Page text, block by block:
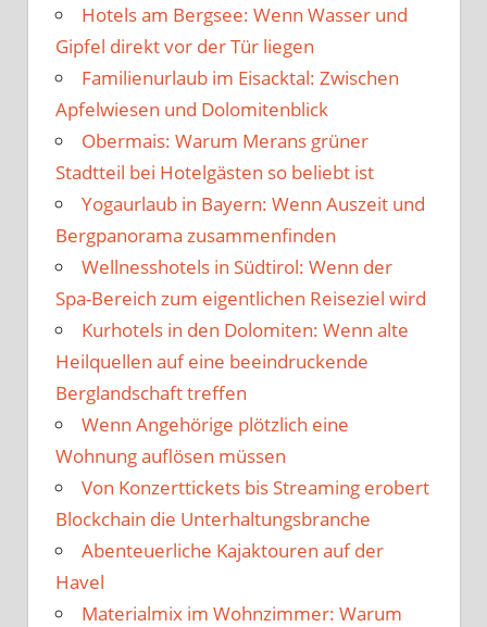
Hotels am Bergsee: Wenn Wasser und
Gipfel direkt vor der Tür liegen
Familienurlaub im Eisacktal: Zwischen
Apfelwiesen und Dolomitenblick
Obermais: Warum Merans grüner
Stadtteil bei Hotelgästen so beliebt ist
Yogaurlaub in Bayern: Wenn Auszeit und
Bergpanorama zusammenfinden
Wellnesshotels in Südtirol: Wenn der
Spa-Bereich zum eigentlichen Reiseziel wird
Kurhotels in den Dolomiten: Wenn alte
Heilquellen auf eine beeindruckende
Berglandschaft treffen
Wenn Angehörige plötzlich eine
Wohnung auflösen müssen
Von Konzerttickets bis Streaming erobert
Blockchain die Unterhaltungsbranche
Abenteuerliche Kajaktouren auf der
Havel
Materialmix im Wohnzimmer: Warum